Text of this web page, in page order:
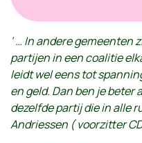
‘ … In andere gemeenten
partijen in een coalitie
leidt wel eens tot
en geld. Dan ben je
dezelfde partij die in alle
Andriessen ( voorzitter